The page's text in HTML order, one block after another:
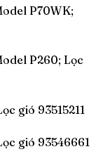
P70WK;
P260; Lọc
gió 93515211
gió 93546661